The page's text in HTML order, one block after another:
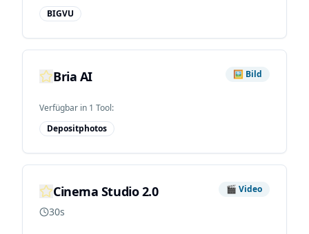
BIGVU
Bria AI 🖼️ Bild
Verfügbar in 1 Tool:
Depositphotos
Cinema Studio 2.0 🎬 Video
30s